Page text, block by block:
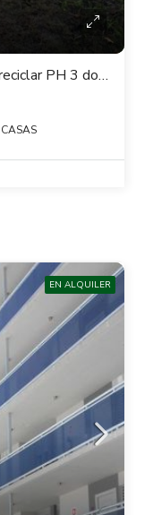
IDEAL INVERSORES – CASA a reciclar PH 3 dormitorios sobre Joaquín Suarez – Prado
CASAS
EN ALQUILER